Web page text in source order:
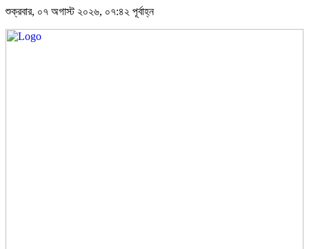
শুক্রবার, ০৭ অগাস্ট ২০২৬, ০৭:৪২ পূর্বাহ্ন